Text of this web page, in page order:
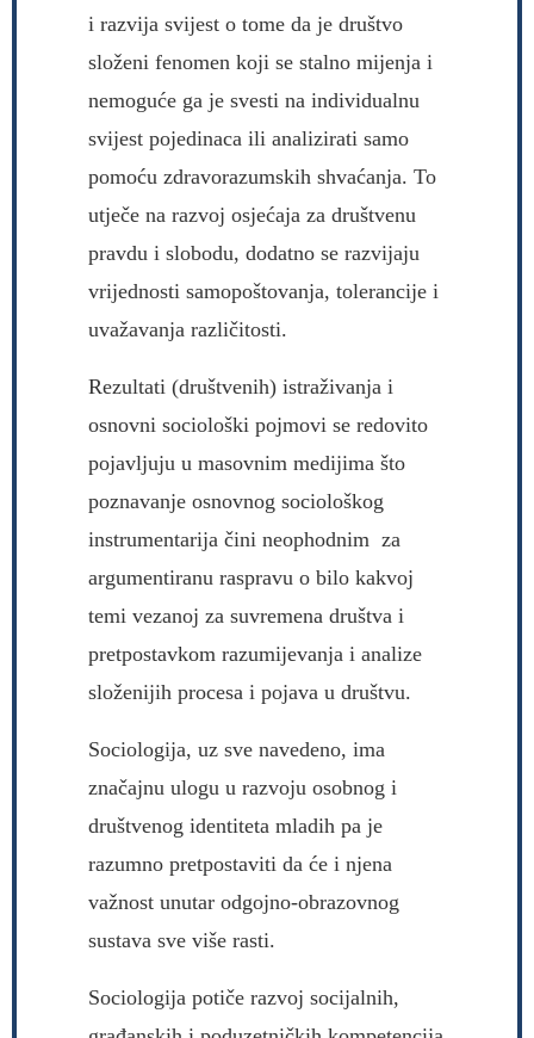
i razvija svijest o tome da je društvo
složeni fenomen koji se stalno mijenja i
nemoguće ga je svesti na individualnu
svijest pojedinaca ili analizirati samo
pomoću zdravorazumskih shvaćanja. To
utječe na razvoj osjećaja za društvenu
pravdu i slobodu, dodatno se razvijaju
vrijednosti samopoštovanja, tolerancije i
uvažavanja različitosti.
Rezultati (društvenih) istraživanja i
osnovni sociološki pojmovi se redovito
pojavljuju u masovnim medijima što
poznavanje osnovnog sociološkog
instrumentarija čini neophodnim za
argumentiranu raspravu o bilo kakvoj
temi vezanoj za suvremena društva i
pretpostavkom razumijevanja i analize
složenijih procesa i pojava u društvu.
Sociologija, uz sve navedeno, ima
značajnu ulogu u razvoju osobnog i
društvenog identiteta mladih pa je
razumno pretpostaviti da će i njena
važnost unutar odgojno-obrazovnog
sustava sve više rasti.
Sociologija potiče razvoj socijalnih,